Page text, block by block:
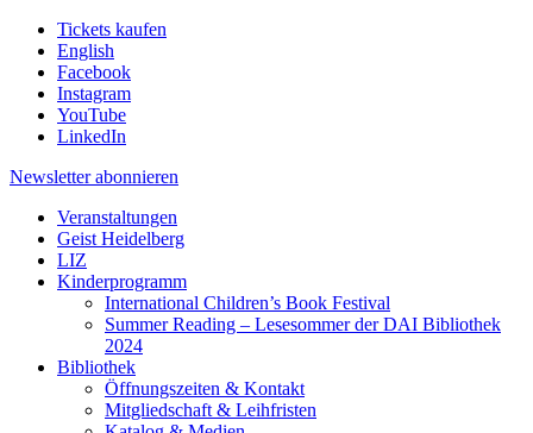
Tickets kaufen
English
Facebook
Instagram
YouTube
LinkedIn
Newsletter abonnieren
Veranstaltungen
Geist Heidelberg
LIZ
Kinderprogramm
International Children’s Book Festival
Summer Reading – Lesesommer der DAI Bibliothek
2024
Bibliothek
Öffnungszeiten & Kontakt
Mitgliedschaft & Leihfristen